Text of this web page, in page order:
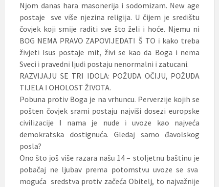
Njom danas hara masonerija i sodomizam. New age
postaje sve više njezina religija. U čijem je središtu
čovjek koji smije raditi sve što želi i hoće. Njemu ni
BOG NEMA PRAVO ZAPOVIJEDATI Š TO i kako treba
živjeti Isus postaje mit, živi se kao da Boga i nema
Sveci i pravedni ljudi postaju nenormalni i zatucani.
RAZVIJAJU SE TRI IDOLA: POŽUDA OČIJU, POŽUDA
TIJELA I OHOLOST ŽIVOTA.
Pobuna protiv Boga je na vrhuncu. Perverzije kojih se
pošten čovjek srami postaju najviši dosezi europske
civilizacije I nama je nude i uvoze kao najveća
demokratska dostignuća. Gledaj samo đavolskog
posla?
Ono što još više razara našu 14 – stoljetnu baštinu je
pobačaj ne ljubav prema potomstvu uvoze se sva
moguća sredstva protiv začeća Obitelj, to najvažnije